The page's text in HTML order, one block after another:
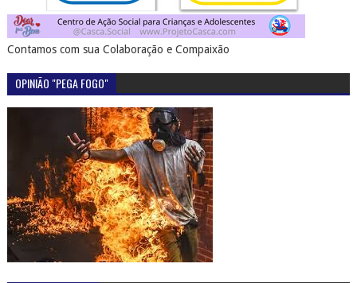
Contamos com sua Colaboração e Compaixão
OPINIÃO "PEGA FOGO"